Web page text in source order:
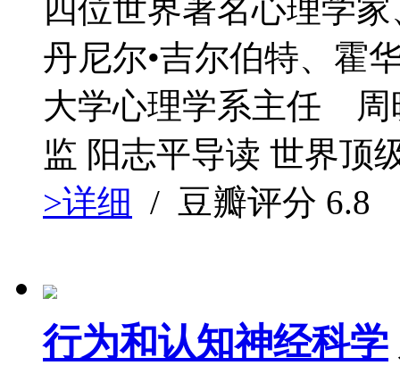
四位世界著名心理学
丹尼尔•吉尔伯特、霍
大学心理学系主任 周
监 阳志平导读 世界顶
>详细 / 豆瓣评分 6.8
行为和认知神经科学